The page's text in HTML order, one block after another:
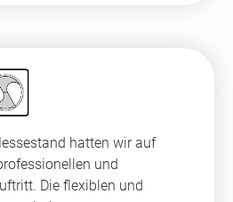
hatten wir auf
und
Die flexiblen und